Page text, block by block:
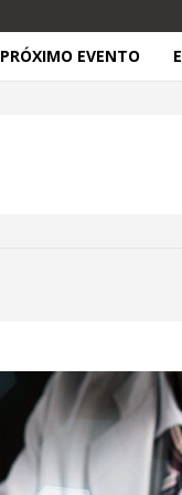
PRÓXIMO EVENTO